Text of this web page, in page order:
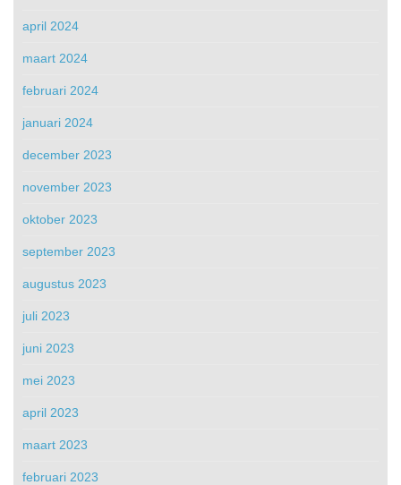
april 2024
maart 2024
februari 2024
januari 2024
december 2023
november 2023
oktober 2023
september 2023
augustus 2023
juli 2023
juni 2023
mei 2023
april 2023
maart 2023
februari 2023